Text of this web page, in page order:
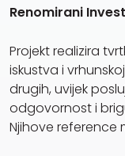
Renomirani
Projekt realizira
iskustva i
drugih, uvijek
odgovornost i
Njihove reference